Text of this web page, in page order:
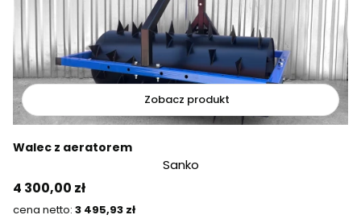
Zobacz produkt
Walec z aeratorem
Sanko
Cena
4 300,00 zł
Cena
3 495,93 zł